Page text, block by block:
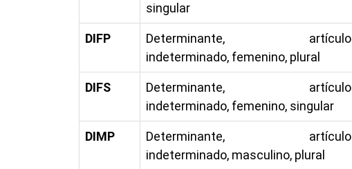
singular
DIFP
Determinante, artículo
indeterminado, femenino, plural
DIFS
Determinante, artículo
indeterminado, femenino, singular
DIMP
Determinante, artículo
indeterminado, masculino, plural